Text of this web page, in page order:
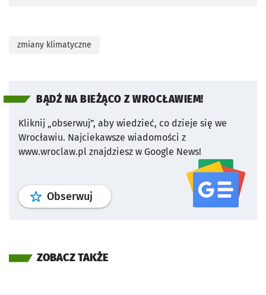
zmiany klimatyczne
BĄDŹ NA BIEŻĄCO Z WROCŁAWIEM!
Kliknij „obserwuj”, aby wiedzieć, co dzieje się we
Wrocławiu. Najciekawsze wiadomości z
www.wroclaw.pl znajdziesz w Google News!
Obserwuj profil serwisu
ZOBACZ TAKŻE